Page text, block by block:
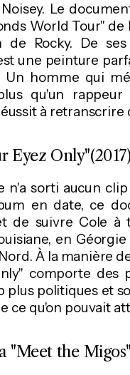
Le
World Tour" de
de Rocky. De
une peinture
Un homme qui
qu'un
à retranscrire
Eyez
n'a sorti aucun
en date, ce
de suivre Cole à
en
À la manière
comporte des
plus politiques et
ce qu'on pouvait
"Meet the